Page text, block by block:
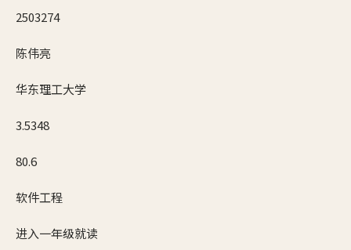
2503274
陈伟亮
华东理工大学
3.5348
80.6
软件工程
进入一年级就读